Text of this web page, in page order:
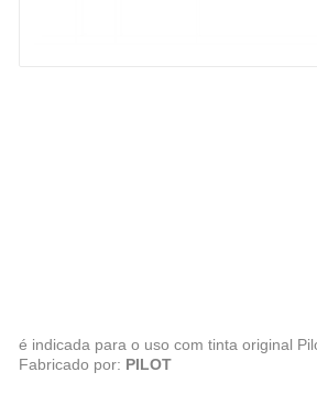
é indicada para o uso com tinta original
Fabricado por: PILOT